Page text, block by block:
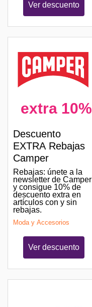
Ver descuento
extra 10%
Descuento
EXTRA Rebajas
Camper
Rebajas: únete a la
newsletter de Camper
y consigue 10% de
descuento extra en
artículos con y sin
rebajas.
Moda y Accesorios
Ver descuento